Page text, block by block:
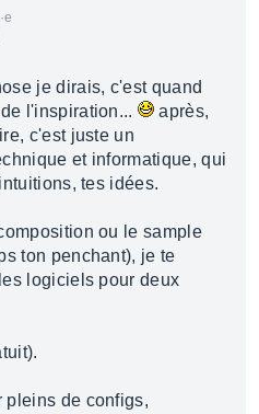
je dirais, c'est quand
l'inspiration...
après,
c'est juste un
et informatique, qui
tes idées.
ou le sample
ton penchant), je te
logiciels pour deux
pleins de configs,